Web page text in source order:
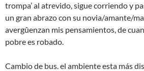
trompa’ al atrevido, sigue corriendo y
un gran abrazo con su novia/amante/
avergûenzan mis pensamientos, de
pobre es robado.
Cambio de bus. el ambiente esta más